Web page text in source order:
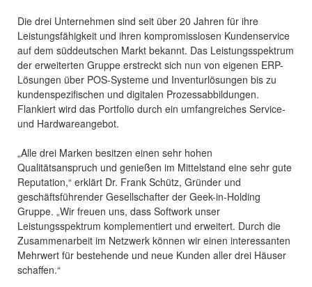
Die drei Unternehmen sind seit über 20 Jahren für ihre
Leistungsfähigkeit und ihren kompromisslosen Kundenservice
auf dem süddeutschen Markt bekannt. Das Leistungsspektrum
der erweiterten Gruppe erstreckt sich nun von eigenen ERP-
Lösungen über POS-Systeme und Inventurlösungen bis zu
kundenspezifischen und digitalen Prozessabbildungen.
Flankiert wird das Portfolio durch ein umfangreiches Service-
und Hardwareangebot.
„Alle drei Marken besitzen einen sehr hohen
Qualitätsanspruch und genießen im Mittelstand eine sehr gute
Reputation,“ erklärt Dr. Frank Schütz, Gründer und
geschäftsführender Gesellschafter der Geek-in-Holding
Gruppe. „Wir freuen uns, dass Softwork unser
Leistungsspektrum komplementiert und erweitert. Durch die
Zusammenarbeit im Netzwerk können wir einen interessanten
Mehrwert für bestehende und neue Kunden aller drei Häuser
schaffen.“